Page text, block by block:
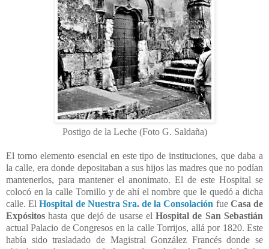
Postigo de la Leche (Foto G. Saldaña)
El torno elemento esencial en este tipo de instituciones, que daba a
la calle, era donde depositaban a sus hijos las madres que no podían
mantenerlos, para mantener el anonimato. El de este Hospital se
colocó en la calle Tornillo y de ahí el nombre que le quedó a dicha
calle. ElHospital de Nuestra Sra. de la Consolación fue Casa de
Expósitos hasta que dejó de usarse elHospital de San Sebastián
actual Palacio de Congresos en la calle Torrijos, allá por 1820. Este
había sido trasladado de Magistral González Francés donde se